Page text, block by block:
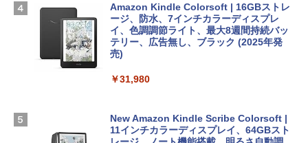
【Amazon.co.jp限定】 HP ノートパソコ
ン 15-fd 15.6インチ 16GBメモリ 512GB
SSD インテル Core 5
￥129,800
FMV ノートパソコン WE1-K3 (MS 365 P
ersonal/Copilotキー搭載/Win 11/15.6型/
ows11、10/mac対応|PC2台
￥39,582
ト): Java & Bedrock Edition | オンライ
￥3,600
￥480
FM TOWNS ハイパー・カタログ: 本体ハ
ェクトリストと最新エミュレータ紹介
Amazon Kindle Colorsoft | 16GBストレ
ージ、防水、7インチカラーディスプレ
イ、色調調節ライト、最大8週間持続バッ
テリー、広告無し、ブラック (2025年発
売)
￥31,980
New Amazon Kindle Scribe Colorsoft |
11インチカラーディスプレイ、64GBスト